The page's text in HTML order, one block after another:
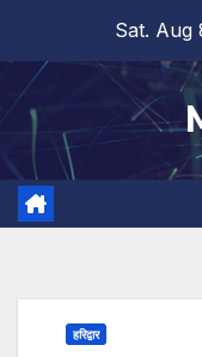
content
Sat. Aug
हरिद्वार